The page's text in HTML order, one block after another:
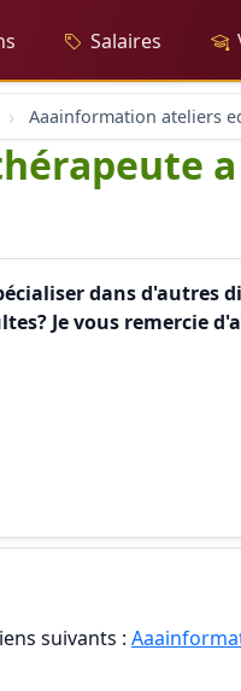
Salaires
dans d'autres
Je vous remercie
suivants :